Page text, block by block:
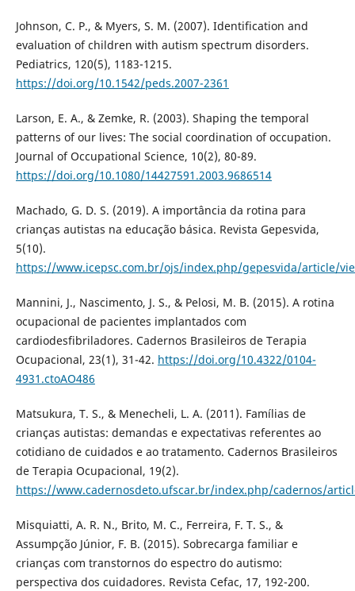
Johnson, C. P., & Myers, S. M. (2007). Identification and
evaluation of children with autism spectrum disorders.
Pediatrics, 120(5), 1183-1215.
https://doi.org/10.1542/peds.2007-2361
Larson, E. A., & Zemke, R. (2003). Shaping the temporal
patterns of our lives: The social coordination of occupation.
Journal of Occupational Science, 10(2), 80-89.
https://doi.org/10.1080/14427591.2003.9686514
Machado, G. D. S. (2019). A importância da rotina para
crianças autistas na educação básica. Revista Gepesvida,
5(10).
https://www.icepsc.com.br/ojs/index.php/gepesvida/article/
Mannini, J., Nascimento, J. S., & Pelosi, M. B. (2015). A rotina
ocupacional de pacientes implantados com
cardiodesfibriladores. Cadernos Brasileiros de Terapia
Ocupacional, 23(1), 31-42. https://doi.org/10.4322/0104-
4931.ctoAO486
Matsukura, T. S., & Menecheli, L. A. (2011). Famílias de
crianças autistas: demandas e expectativas referentes ao
cotidiano de cuidados e ao tratamento. Cadernos Brasileiros
de Terapia Ocupacional, 19(2).
https://www.cadernosdeto.ufscar.br/index.php/cadernos/
Misquiatti, A. R. N., Brito, M. C., Ferreira, F. T. S., &
Assumpção Júnior, F. B. (2015). Sobrecarga familiar e
crianças com transtornos do espectro do autismo:
perspectiva dos cuidadores. Revista Cefac, 17, 192-200.